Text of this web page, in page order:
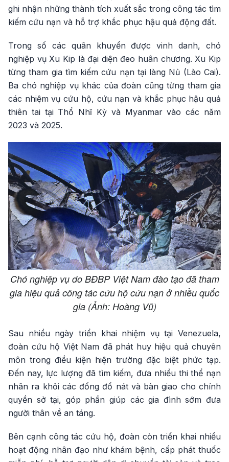
ghi nhận những thành tích xuất sắc trong công tác tìm
kiếm cứu nạn và hỗ trợ khắc phục hậu quả động đất.
Trong số các quân khuyển được vinh danh, chó
nghiệp vụ Xu Kip là đại diện đeo huân chương. Xu Kip
từng tham gia tìm kiếm cứu nạn tại làng Nủ (Lào Cai).
Ba chó nghiệp vụ khác của đoàn cũng từng tham gia
các nhiệm vụ cứu hộ, cứu nạn và khắc phục hậu quả
thiên tai tại Thổ Nhĩ Kỳ và Myanmar vào các năm
2023 và 2025.
Chó nghiệp vụ do BĐBP Việt Nam đào tạo đã tham
gia hiệu quả công tác cứu hộ cứu nạn ở nhiều quốc
gia (Ảnh: Hoàng Vũ)
Sau nhiều ngày triển khai nhiệm vụ tại Venezuela,
đoàn cứu hộ Việt Nam đã phát huy hiệu quả chuyên
môn trong điều kiện hiện trường đặc biệt phức tạp.
Đến nay, lực lượng đã tìm kiếm, đưa nhiều thi thể nạn
nhân ra khỏi các đống đổ nát và bàn giao cho chính
quyền sở tại, góp phần giúp các gia đình sớm đưa
người thân về an táng.
Bên cạnh công tác cứu hộ, đoàn còn triển khai nhiều
hoạt động nhân đạo như khám bệnh, cấp phát thuốc